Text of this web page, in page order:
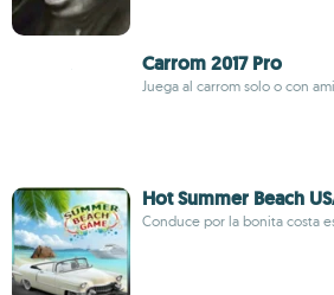
Carrom 2017 Pro
Juega al carrom solo o con
Hot Summer Beach
Conduce por la bonita costa